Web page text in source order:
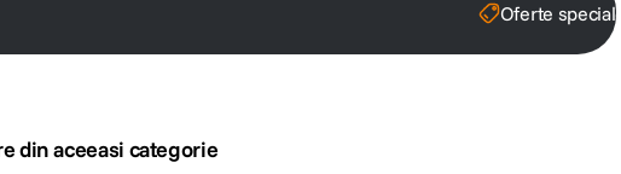
Oferte
din aceeasi categorie